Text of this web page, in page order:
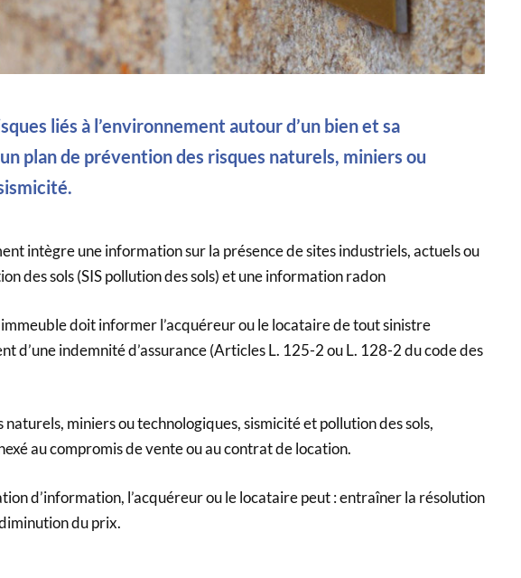
liés à l’environnement autour d’un bien et sa
plan de prévention des risques naturels, miniers ou
intègre une information sur la présence de sites industriels, actuels ou
des sols (SIS pollution des sols) et une information radon
doit informer l’acquéreur ou le locataire de tout sinistre
d’une indemnité d’assurance (Articles L. 125-2 ou L. 128-2 du code des
naturels, miniers ou technologiques, sismicité et pollution des sols,
au compromis de vente ou au contrat de location.
d’information, l’acquéreur ou le locataire peut : entraîner la résolution
du prix.